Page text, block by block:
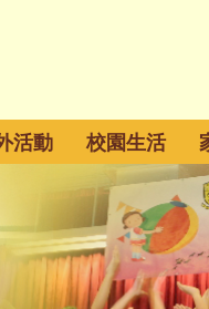
活動 校園生活